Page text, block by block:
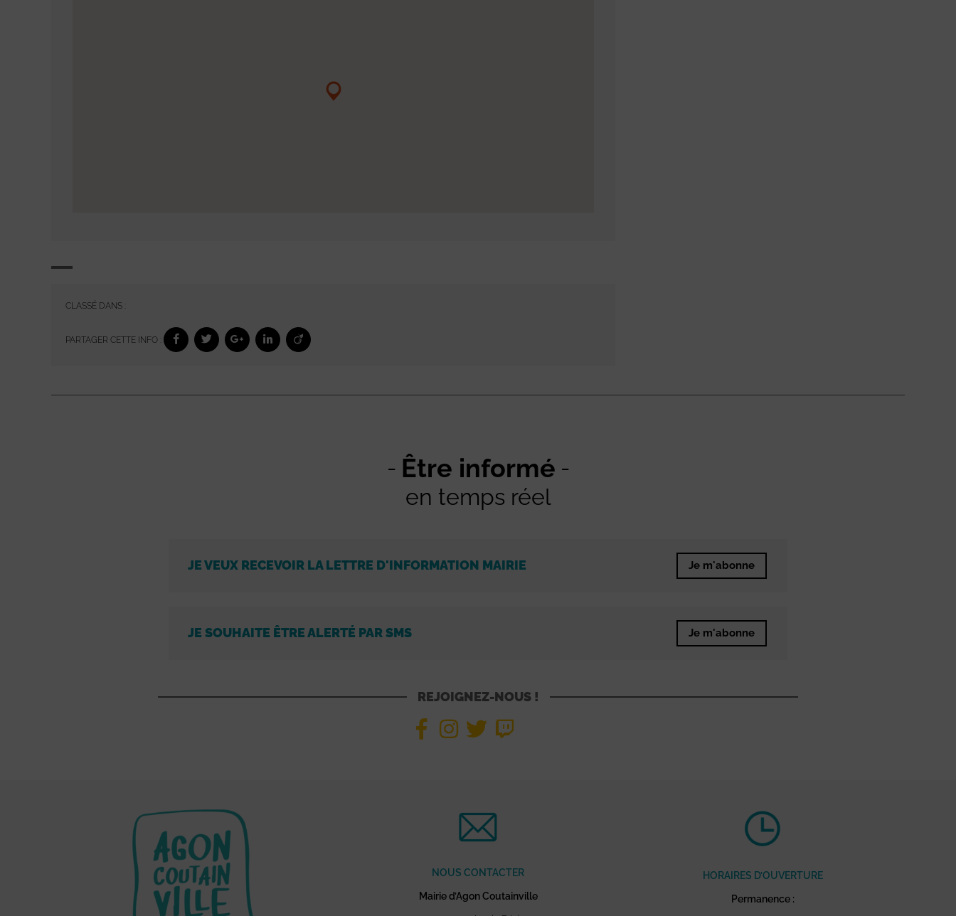
CLASSÉ DANS :
PARTAGER CETTE INFO :
Être informé
en temps réel
JE VEUX RECEVOIR LA LETTRE D'INFORMATION MAIRIE Je m'abonne
JE SOUHAITE ÊTRE ALERTÉ PAR SMS Je m'abonne
REJOIGNEZ-NOUS !
NOUS CONTACTER
Mairie d’Agon Coutainville
HORAIRES D’OUVERTURE
Permanence :